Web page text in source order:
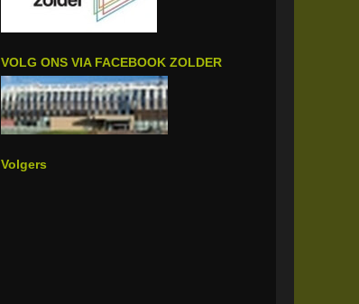
VOLG ONS VIA FACEBOOK ZOLDER
Volgers